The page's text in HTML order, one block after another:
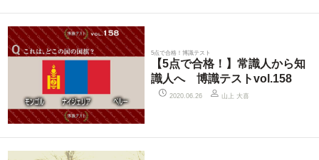
5点で合格！博識テスト
【5点で合格！】常識人から知
識人へ 博識テストvol.158
2020.06.26 山上 大喜